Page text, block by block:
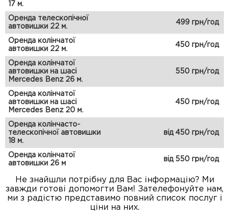
17 м.
Оренда телескопічної
автовишки 22 м.
499 грн/год
Оренда колінчатої
автовишки 22 м.
450 грн/год
Оренда колінчатої
автовишки на шасі
Mercedes Benz 26 м.
550 грн/год
Оренда колінчатої
автовишки на шасі
Mercedes Benz 20 м.
450 грн/год
Оренда колінчасто-
телескопічної автовишки
18 м.
від 450 грн/год
Оренда колінчатої
автовишки 26 м
від 550 грн/год
Не знайшли потрібну для Вас інформацію? Ми
завжди готові допомогти Вам! Зателефонуйте нам,
ми з радістю представимо повний список послуг і
ціни на них.